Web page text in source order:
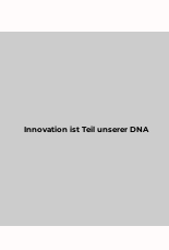
Innovation ist Teil unserer DNA